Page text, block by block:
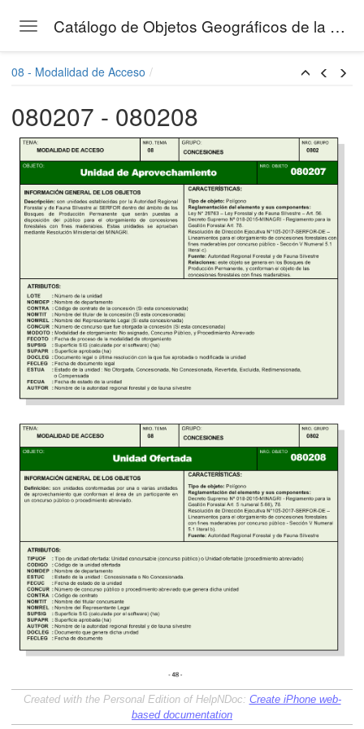
Toggle navigation Catálogo de Objetos Geográficos de la Gestión Forestal del SERFOR
08 - Modalidad de Acceso
080207 - 080208
Created with the Personal Edition of HelpNDoc: Create iPhone web-
based documentation